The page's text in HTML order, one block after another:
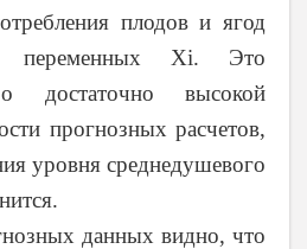
плодов и ягод
переменных Xi. Это
о достаточно высокой
прогнозных расчетов,
уровня среднедушевого
данных видно, что